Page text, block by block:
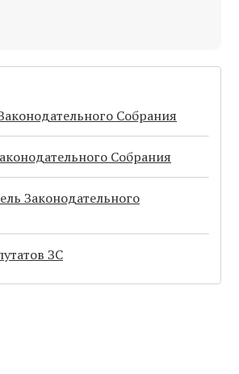
Собрания
Собрания
Законодательного
ЗС